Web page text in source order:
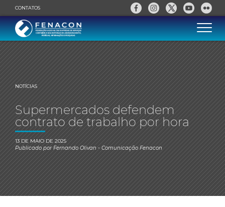
CONTATOS
NOTÍCIAS
Supermercados defendem
contrato de trabalho por hora
13 DE MAIO DE 2025
Publicado porFernando Olivan- Comunicação Fenacon